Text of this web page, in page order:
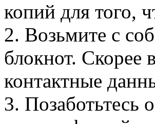
копий для того,
2. Возьмите с
блокнот. Скорее
контактные
3. Позаботьтесь